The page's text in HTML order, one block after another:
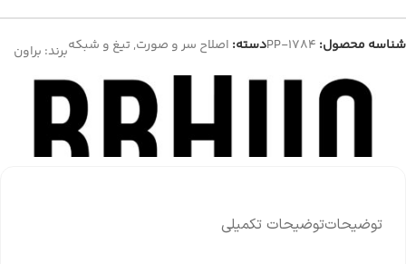
شناسه محصول: PP-1784دسته: اصلاح سر و صورت,تیغ و شبکهبرند: براون
توضیحاتتوضیحات تکمیلی